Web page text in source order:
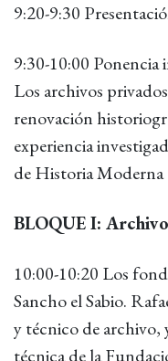
9:20-9:30
9:30-10:00 Ponencia
Los archivos
renovación
experiencia
de Historia
BLOQUE I:
10:00-10:20 Los
Sancho el Sabio.
y técnico de archivo,
técnica de la